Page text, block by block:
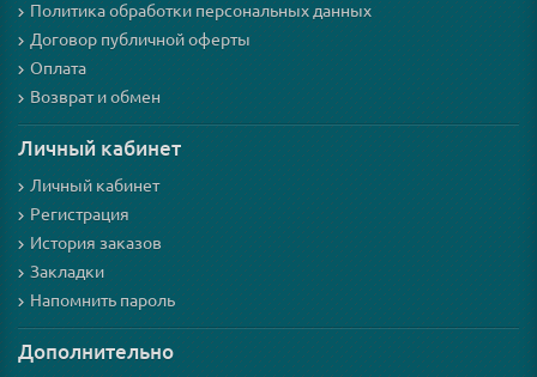
Политика обработки персональных данных
Договор публичной оферты
Оплата
Возврат и обмен
Личный кабинет
Личный кабинет
Регистрация
История заказов
Закладки
Напомнить пароль
Дополнительно